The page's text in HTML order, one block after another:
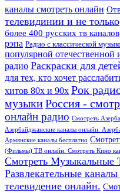
каналы смотреть онлайн
телевидинии и не только
более 400 русских тв каналов
рэпа Радио с классической
популярной отечественной
радио Раскраски для
для тех, кто хочет
хитов 80х и 90х Рок
музыкиРоссия -
онлайн радио Смотреть
Азербайджанские каналы онлайн.
Армянские каналы бесплатно
(Фильмы) ТВ онлайн. Смотреть Кино
Смотреть Музыкальные
Развлекательные
телевидение онлайн.